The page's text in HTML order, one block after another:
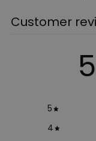
Customer
5
5
4